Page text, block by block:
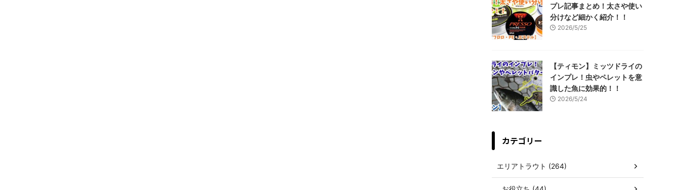
プレ記事まとめ！太さや使い
分けなど細かく紹介！！
2026/5/25
【ティモン】ミッツドライの
インプレ！虫やペレットを意
識した魚に効果的！！
2026/5/24
カテゴリー
エリアトラウト (264)